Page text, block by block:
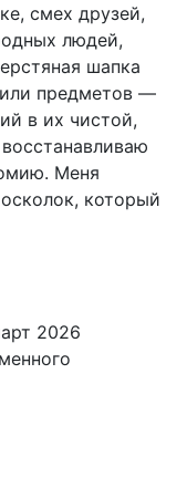
смех друзей,
людей,
шапка
предметов —
в их чистой,
Меня
который
2026